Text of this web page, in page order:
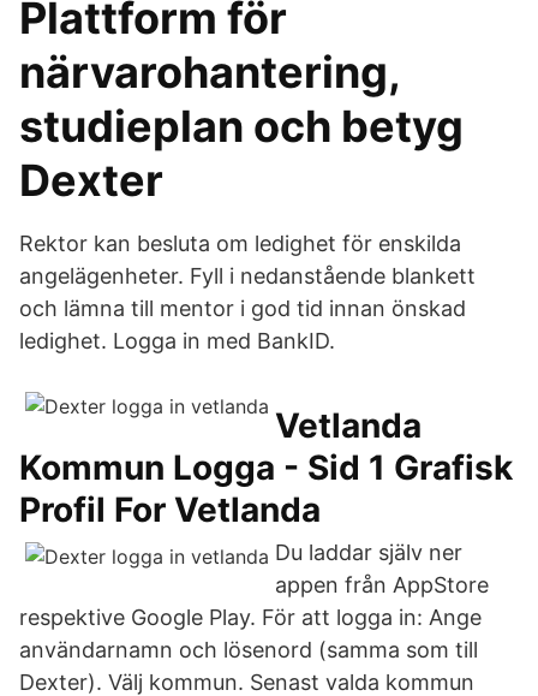
Plattform för
närvarohantering,
studieplan och betyg
Dexter
Rektor kan besluta om ledighet för enskilda
angelägenheter. Fyll i nedanstående blankett
och lämna till mentor i god tid innan önskad
ledighet. Logga in med BankID.
Vetlanda
Kommun Logga - Sid 1 Grafisk
Profil For Vetlanda
Du laddar själv ner
appen från AppStore
respektive Google Play. För att logga in: Ange
användarnamn och lösenord (samma som till
Dexter). Välj kommun. Senast valda kommun